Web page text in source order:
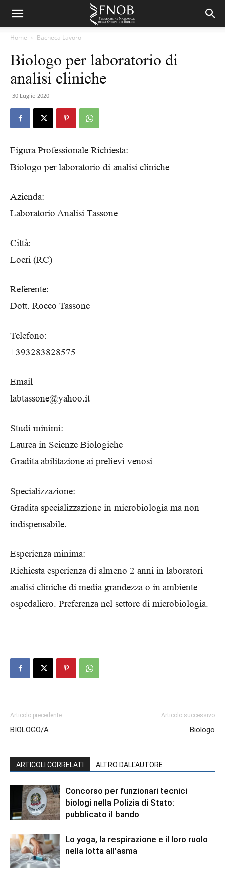
Home Bacheca Lavoro
Biologo per laboratorio di
analisi cliniche
30 Luglio 2020
Figura Professionale Richiesta:
Biologo per laboratorio di analisi cliniche
Azienda:
Laboratorio Analisi Tassone
Città:
Locri (RC)
Referente:
Dott. Rocco Tassone
Telefono:
+393283828575
Email
labtassone@yahoo.it
Studi minimi:
Laurea in Scienze Biologiche
Gradita abilitazione ai prelievi venosi
Specializzazione:
Gradita specializzazione in microbiologia ma non
indispensabile.
Esperienza minima:
Richiesta esperienza di almeno 2 anni in laboratori
analisi cliniche di media grandezza o in ambiente
ospedaliero. Preferenza nel settore di microbiologia.
Articolo precedente
BIOLOGO/A
Articolo successivo
Biologo
ARTICOLI CORRELATI ALTRO DALL'AUTORE
Concorso per funzionari tecnici
biologi nella Polizia di Stato:
pubblicato il bando
Lo yoga, la respirazione e il loro ruolo
nella lotta all’asma